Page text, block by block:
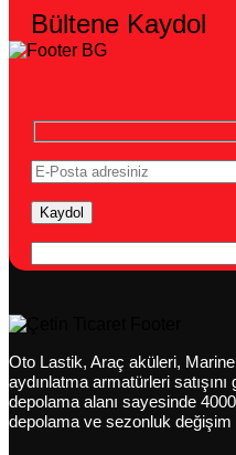
Bültene Kaydol
Oto Lastik, Araç aküleri,
aydınlatma armatürleri
depolama alanı sayesinde
depolama ve sezonluk